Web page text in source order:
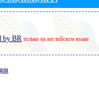
by BR только на английском языке